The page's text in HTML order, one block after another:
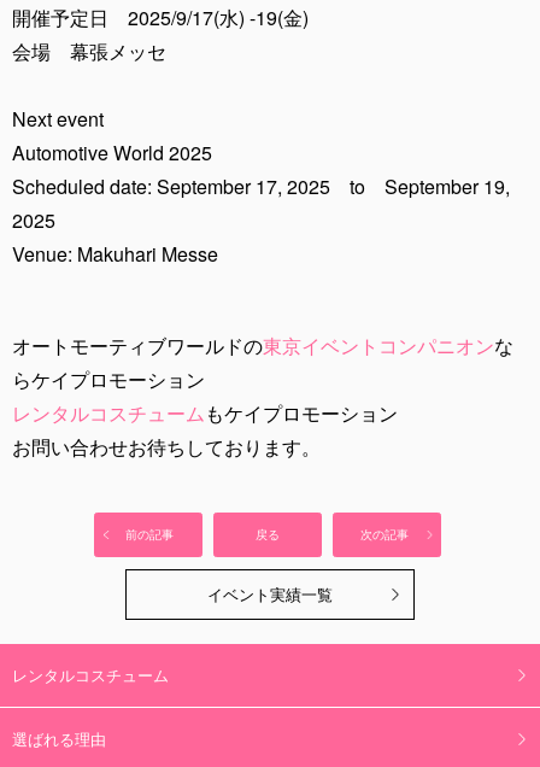
開催予定日 2025/9/17(水) -19(金)
会場 幕張メッセ
Next event
Automotive World 2025
Scheduled date: September 17, 2025 to September 19,
2025
Venue: Makuhari Messe
オートモーティブワールドの東京イベントコンパニオンな
らケイプロモーション
レンタルコスチュームもケイプロモーション
お問い合わせお待ちしております。
前の記事 戻る 次の記事
イベント実績一覧
レンタルコスチューム
選ばれる理由